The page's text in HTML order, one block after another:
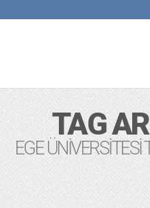
TAG
EGE ÜNIVERSITESI